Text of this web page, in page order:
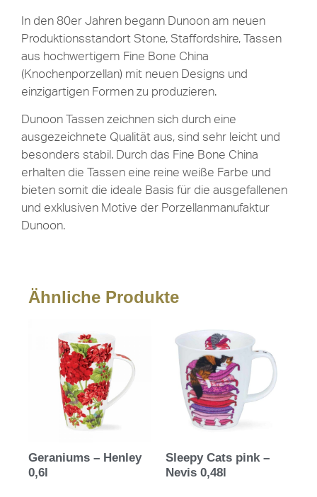
In den 80er Jahren begann Dunoon am neuen
Produktionsstandort Stone, Staffordshire, Tassen
aus hochwertigem Fine Bone China
(Knochenporzellan) mit neuen Designs und
einzigartigen Formen zu produzieren.
Dunoon Tassen zeichnen sich durch eine
ausgezeichnete Qualität aus, sind sehr leicht und
besonders stabil. Durch das Fine Bone China
erhalten die Tassen eine reine weiße Farbe und
bieten somit die ideale Basis für die ausgefallenen
und exklusiven Motive der Porzellanmanufaktur
Dunoon.
Ähnliche Produkte
Geraniums – Henley
0,6l
Sleepy Cats pink –
Nevis 0,48l